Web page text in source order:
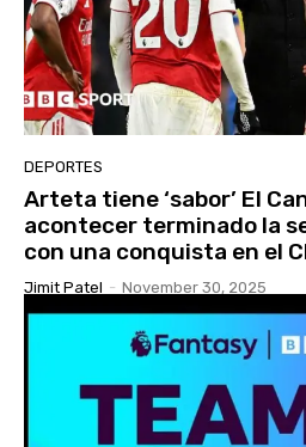
DEPORTES
Arteta tiene ‘sabor’ El
acontecer terminado la
con una conquista en el
Jimit Patel - November 30, 2025